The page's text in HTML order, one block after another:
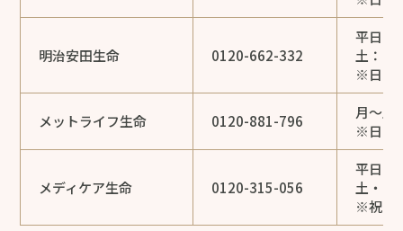
明治安田生命 0120-662-332
平日：
土：
※日・
メットライフ生命 0120-881-796
月～土
※日・
メディケア生命 0120-315-056
平日：
土・日
※祝日